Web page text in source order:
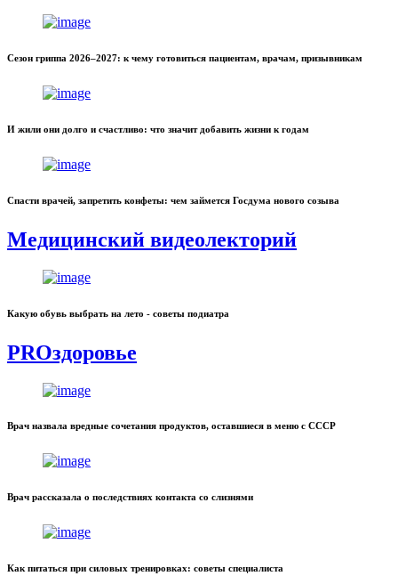
Сезон гриппа 2026–2027: к чему готовиться пациентам, врачам, призывникам
И жили они долго и счастливо: что значит добавить жизни к годам
Спасти врачей, запретить конфеты: чем займется Госдума нового созыва
Медицинский видеолекторий
Какую обувь выбрать на лето - советы подиатра
PROздоровье
Врач назвала вредные сочетания продуктов, оставшиеся в меню с СССР
Врач рассказала о последствиях контакта со слизнями
Как питаться при силовых тренировках: советы специалиста